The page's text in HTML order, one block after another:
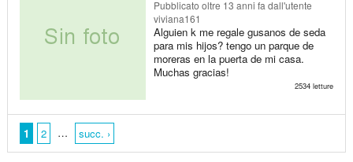
Pubblicato oltre 13 anni fa dall'utente
viviana161
Alguien k me regale gusanos de seda
para mis hijos? tengo un parque de
moreras en la puerta de mi casa.
Muchas gracias!
2534 letture
1 2 … succ. ›